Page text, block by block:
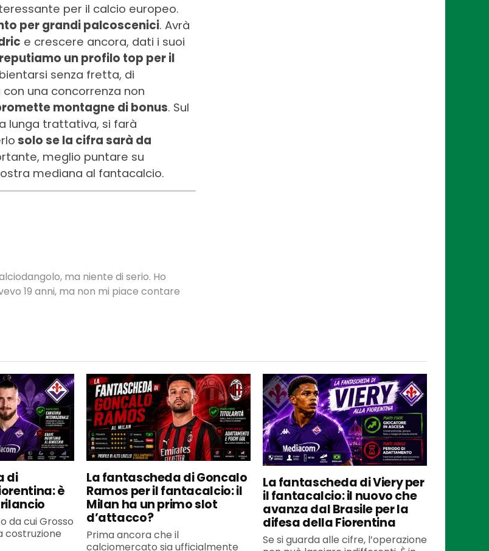
per il calcio europeo.
per grandi palcoscenici. Avrà
e crescere ancora, dati i suoi
un profilo top per il
senza fretta, di
una concorrenza non
montagne di bonus. Sul
lunga trattativa, si farà
solo se la cifra sarà da
meglio puntare su
mediana al fantacalcio.
ma niente di serio. Ho
19 anni, ma non mi piace contare
di
è
da cui Grosso
costruzione
La fantascheda di Goncalo
Ramos per il fantacalcio: il
Milan ha un primo slot
d’attacco?
Prima ancora che il
calciomercato sia ufficialmente
La fantascheda di Viery per
il fantacalcio: il nuovo che
avanza dal Brasile per la
difesa della Fiorentina
Se si guarda alle cifre, l’operazione